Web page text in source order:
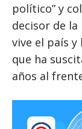
político” y
decisor de
vive el país
que ha
años al